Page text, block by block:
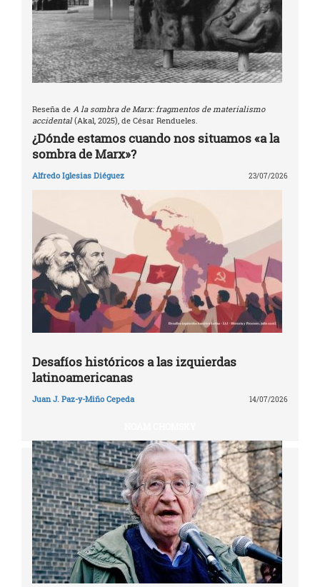
Reseña de A la sombra de Marx: fragmentos de materialismo
accidental(Akal, 2025), de César Rendueles.
¿Dónde estamos cuando nos situamos «a la
sombra de Marx»?
Alfredo Iglesias Diéguez 23/07/2026
Desafíos históricos a las izquierdas
latinoamericanas
Juan J. Paz-y-Miño Cepeda 14/07/2026